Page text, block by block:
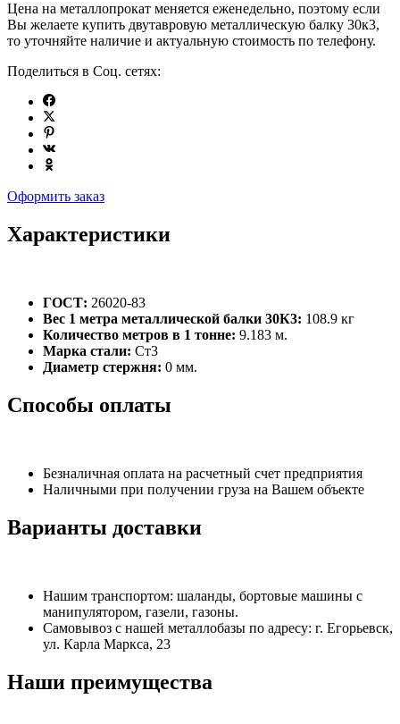
Цена на металлопрокат меняется еженедельно, поэтому если
Вы желаете купить двутавровую металлическую балку 30к3,
то уточняйте наличие и актуальную стоимость по телефону.
Поделиться в Соц. сетях:
Оформить заказ
Характеристики
ГОСТ: 26020-83
Вес 1 метра металлической балки 30К3: 108.9 кг
Количество метров в 1 тонне: 9.183 м.
Марка стали: Ст3
Диаметр стержня: 0 мм.
Способы оплаты
Безналичная оплата на расчетный счет предприятия
Наличными при получении груза на Вашем объекте
Варианты доставки
Нашим транспортом: шаланды, бортовые машины с
манипулятором, газели, газоны.
Самовывоз с нашей металлобазы по адресу: г. Егорьевск,
ул. Карла Маркса, 23
Наши преимущества